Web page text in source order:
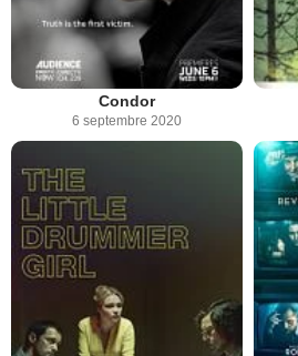
Condor
6 septembre 2020